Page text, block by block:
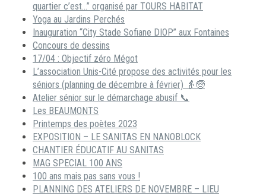
quartier c’est…” organisé par TOURS HABITAT
Yoga au Jardins Perchés
Inauguration “City Stade Sofiane DIOP” aux Fontaines
Concours de dessins
17/04 : Objectif zéro Mégot
L’association Unis-Cité propose des activités pour les
séniors (planning de décembre à février) 👵🧓
Atelier sénior sur le démarchage abusif 📞
Les BEAUMONTS
Printemps des poètes 2023
EXPOSITION – LE SANITAS EN NANOBLOCK
CHANTIER ÉDUCATIF AU SANITAS
MAG SPECIAL 100 ANS
100 ans mais pas sans vous !
PLANNING DES ATELIERS DE NOVEMBRE – LIEU